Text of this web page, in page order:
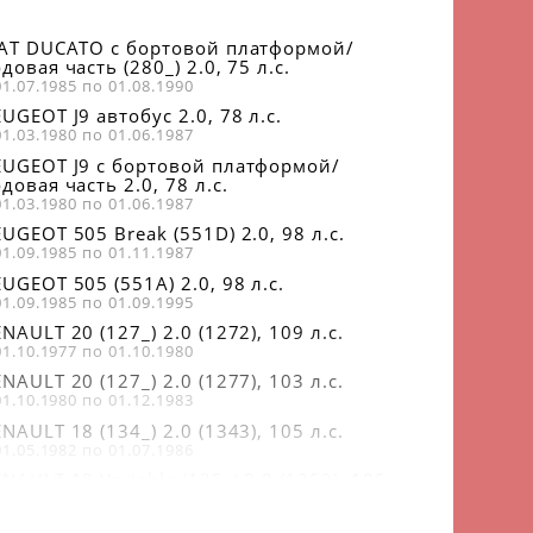
DUCATO c бортовой платформой/
часть (280_) 2.0, 75 л.с.
по 01.08.1990
J9 автобус 2.0, 78 л.с.
по 01.06.1987
J9 c бортовой платформой/
часть 2.0, 78 л.с.
по 01.06.1987
505 Break (551D) 2.0, 98 л.с.
по 01.11.1987
505 (551A) 2.0, 98 л.с.
по 01.09.1995
20 (127_) 2.0 (1272), 109 л.с.
по 01.10.1980
20 (127_) 2.0 (1277), 103 л.с.
по 01.12.1983
18 (134_) 2.0 (1343), 105 л.с.